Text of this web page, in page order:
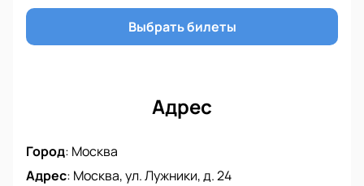
Выбрать билеты
Адрес
Город: Москва
Адрес: Москва, ул. Лужники, д. 24